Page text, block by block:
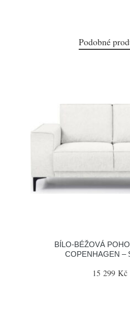
Podobné
BÍLO-BÉŽOVÁ
COPENHAGEN –
15 299 Kč